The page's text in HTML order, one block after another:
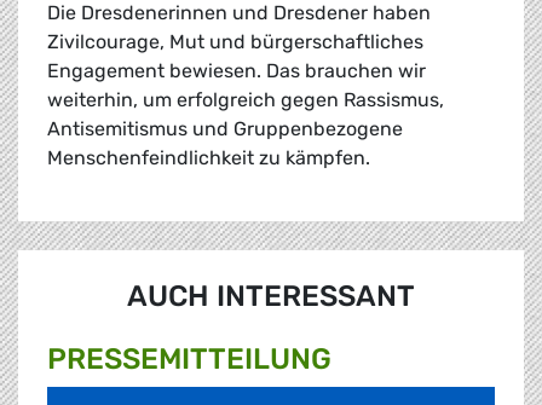
Die Dresdenerinnen und Dresdener haben
Zivilcourage, Mut und bürgerschaftliches
Engagement bewiesen. Das brauchen wir
weiterhin, um erfolgreich gegen Rassismus,
Antisemitismus und Gruppenbezogene
Menschenfeindlichkeit zu kämpfen.
AUCH INTERESSANT
PRESSE­MITTEILUNG